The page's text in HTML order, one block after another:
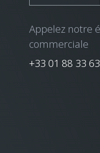
Appelez notre
commerciale
+33 01 88 33